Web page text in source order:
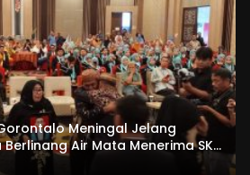
Meningal Jelang
Air Mata Menerima SKL